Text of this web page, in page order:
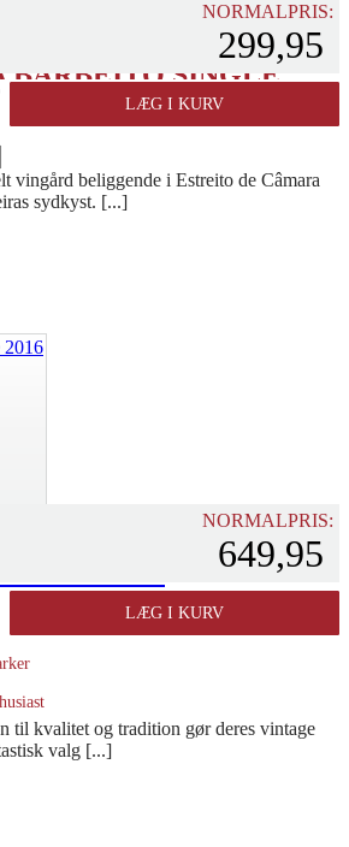
BARBEITO SINGLE
DRY 2008
vingård beliggende i Estreito de Câmara
sydkyst. [...]
NORMALPRIS:
299,95
LÆG I KURV
til kvalitet og tradition gør deres vintage
valg [...]
NORMALPRIS:
649,95
LÆG I KURV